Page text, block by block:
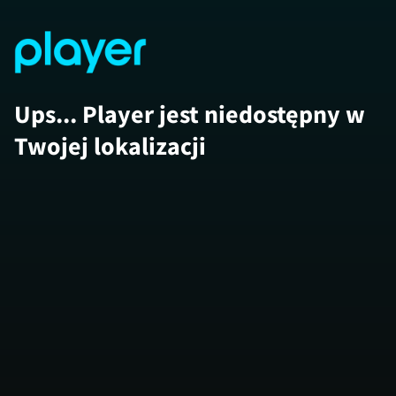
Ups... Player jest niedostępny w
Twojej lokalizacji